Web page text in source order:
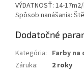
VÝDATNOSŤ: 14-
Spôsob nanášania:
Dodatočné
Kategória: Farby na
Záruka: 2 roky